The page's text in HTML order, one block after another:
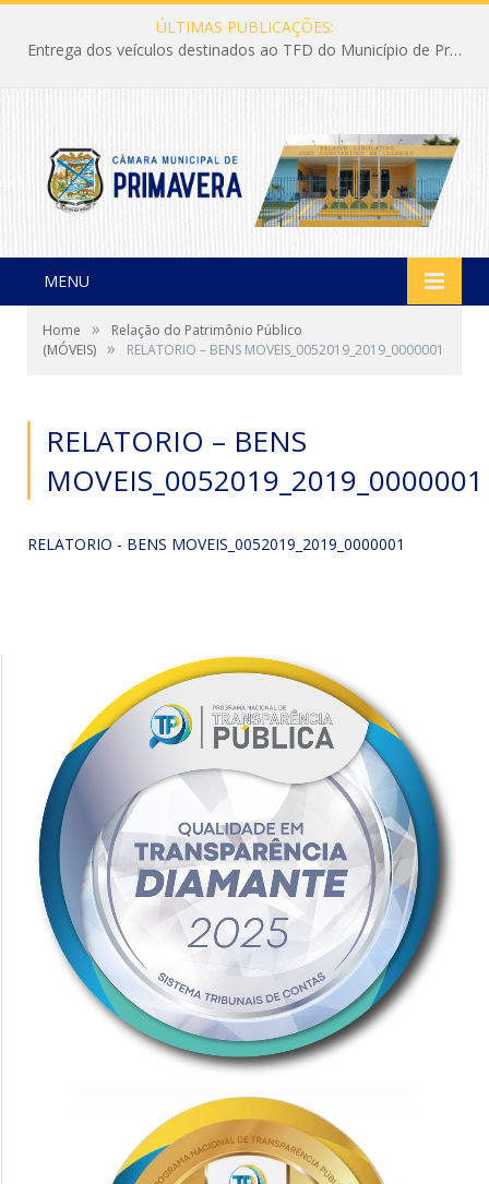
ÚLTIMAS PUBLICAÇÕES:
Entrega dos veículos destinados ao TFD do Município de Primavera
MENU
Home »
Relação do Patrimônio Público
(MÓVEIS) » RELATORIO – BENS MOVEIS_0052019_2019_0000001
RELATORIO – BENS
MOVEIS_0052019_2019_0000001
RELATORIO - BENS MOVEIS_0052019_2019_0000001